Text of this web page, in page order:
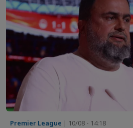
Premier League | 10/08 - 14:18